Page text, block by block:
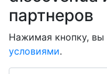
партнеров
Нажимая кнопку, вы
условиями.